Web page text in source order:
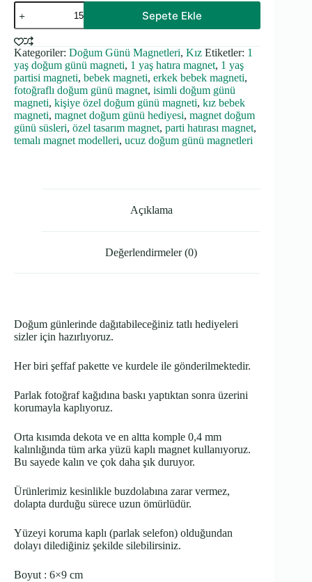
Sade
Kalın
Doğum
Günü
Magneti
adet
Sepete Ekle
Kategoriler: Doğum Günü Magnetleri, Kız Etiketler: 1
yaş doğum günü magneti, 1 yaş hatıra magnet, 1 yaş
partisi magneti, bebek magneti, erkek bebek magneti,
fotoğraflı doğum günü magnet, isimli doğum günü
magneti, kişiye özel doğum günü magneti, kız bebek
magneti, magnet doğum günü hediyesi, magnet doğum
günü süsleri, özel tasarım magnet, parti hatırası magnet,
temalı magnet modelleri, ucuz doğum günü magnetleri
Açıklama
Değerlendirmeler (0)
Doğum günlerinde dağıtabileceğiniz tatlı hediyeleri
sizler için hazırlıyoruz.
Her biri şeffaf pakette ve kurdele ile gönderilmektedir.
Parlak fotoğraf kağıdına baskı yaptıktan sonra üzerini
korumayla kaplıyoruz.
Orta kısımda dekota ve en altta komple 0,4 mm
kalınlığında tüm arka yüzü kaplı magnet kullanıyoruz.
Bu sayede kalın ve çok daha şık duruyor.
Ürünlerimiz kesinlikle buzdolabına zarar vermez,
dolapta durduğu sürece uzun ömürlüdür.
Yüzeyi koruma kaplı (parlak selefon) olduğundan
dolayı dilediğiniz şekilde silebilirsiniz.
Boyut : 6×9 cm